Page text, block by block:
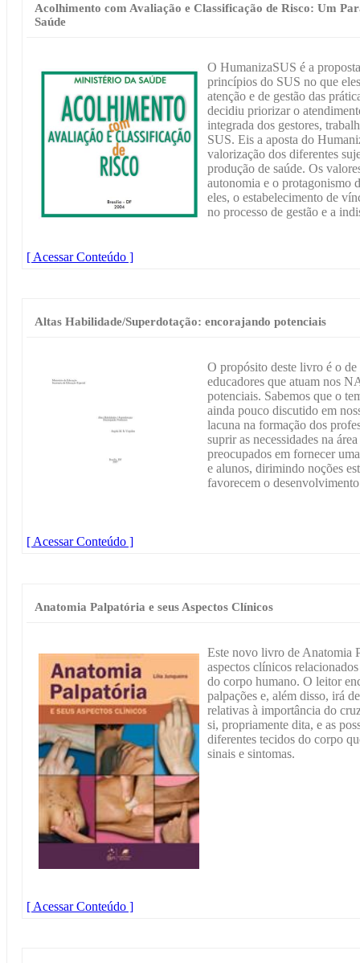
Acolhimento com Avaliação e Classificação de Risco: Um
Saúde
O HumanizaSUS é a
princípios do SUS no que
atenção e de gestão das
decidiu priorizar o
integrada dos gestores,
SUS. Eis a aposta do
valorização dos diferentes
produção de saúde. Os
autonomia e o protagonismo
eles, o estabelecimento de
no processo de gestão e a
[ Acessar Conteúdo ]
Altas Habilidade/Superdotação: encorajando potenciais
O propósito deste livro é o
educadores que atuam nos
potenciais. Sabemos que o
ainda pouco discutido em
lacuna na formação dos
suprir as necessidades na
preocupados em fornecer
e alunos, dirimindo noções
favorecem o
[ Acessar Conteúdo ]
Anatomia Palpatória e seus Aspectos Clínicos
Este novo livro de Anatomia
aspectos clínicos
do corpo humano. O leitor
palpações e, além disso, irá
relativas à importância do
si, propriamente dita, e as
diferentes tecidos do corpo
sinais e sintomas.
[ Acessar Conteúdo ]